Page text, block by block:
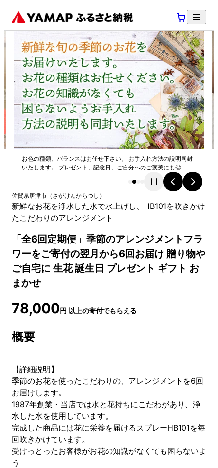
お色の種類、バランスはお任せ下さい。 お手入れ方法の説明同封
いたします。 プレゼント、記念日、ご自分へのご褒美にも◎
佐賀県唐津市 （ さがけんからつし ）
新鮮なお花を浄水した水で水上げし、HB101を吹きかけ
たこだわりのアレンジメント
「全6回定期便」季節のアレンジメントフラ
ワーをご寄付の翌月から6回お届け 贈り物や
ご自宅に 生花 誕生日 プレゼント ギフト お
まかせ
78,000円 以上の寄付でもらえる
概要
【詳細説明】
季節のお花を使ったこだわりの、アレンジメントを6回
お届けします。
1987年創業・当店では水と花持ちにこだわがあり、浄
水した水を使用しています。
完成した商品には花に栄養を届けるスプレーHB101を毎
回吹きかけています。
受けっとったお客様がお花の知識がなくても困らないよ
う